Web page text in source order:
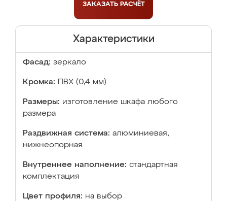
ЗАКАЗАТЬ РАСЧЁТ
Характеристики
Фасад: зеркало
Кромка: ПВХ (0,4 мм)
Размеры: изготовление шкафа любого
размера
Раздвижная система: алюминиевая,
нижнеопорная
Внутреннее наполнение: стандартная
комплектация
Цвет профиля: на выбор